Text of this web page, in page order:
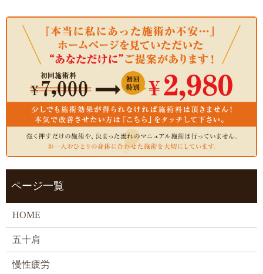
ページ一覧
HOME
五十肩
慢性疲労